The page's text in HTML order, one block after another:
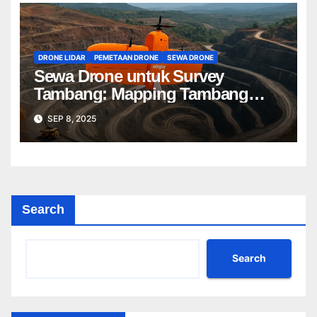
DRONE LIDAR PEMETAAN DRONE SEWA DRONE
Sewa Drone untuk Survey
Tambang: Mapping Tambang
Profesional Lebih Cepat & Akurat
SEP 8, 2025
Search
Search